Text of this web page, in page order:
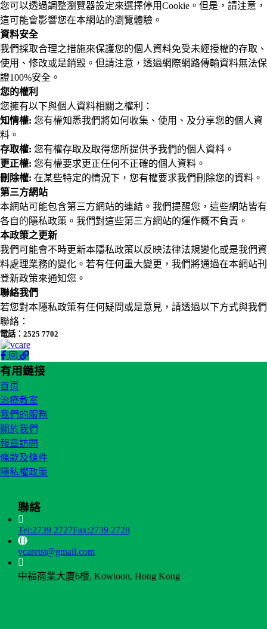
您可以透過調整瀏覽器設定來選擇停用Cookie。但是，請注意，
這可能會影響您在本網站的瀏覽體驗。
資料安全
我們採取合理之措施來保護您的個人資料免受未經授權的存取、
使用、修改或是銷毀。但請注意，透過網際網路傳輸資料無法保
證100%安全。
您的權利
您擁有以下與個人資料相關之權利：
知情權: 您有權知悉我們將如何收集、使用、及分享您的個人資
料。
存取權: 您有權存取及取得您所提供予我們的個人資料。
更正權: 您有權要求更正任何不正確的個人資料。
刪除權: 在某些特定的情況下，您有權要求我們刪除您的資料。
第三方網站
本網站可能包含第三方網站的連結。我們提醒您，這些網站皆有
各自的隱私政策。我們對這些第三方網站的運作概不負責。
本政策之更新
我們可能會不時更新本隱私政策以反映法律法規變化或是我們資
料處理業務的變化。若有任何重大變更，我們將通過在本網站刊
登新政策來通知您。
聯絡我們
若您對本隱私政策有任何疑問或是意見，請透過以下方式與我們
聯絡：
電話：2525 7702
有用鏈接
首页
治療教室
我們的服務
關於我們
報章訪問
條款及條件
隱私權政策
聯絡
Tel:2739 2727Fax:2739 2728
vcaretst@gmail.com
中福商業大廈6樓, Kowloon, Hong Kong